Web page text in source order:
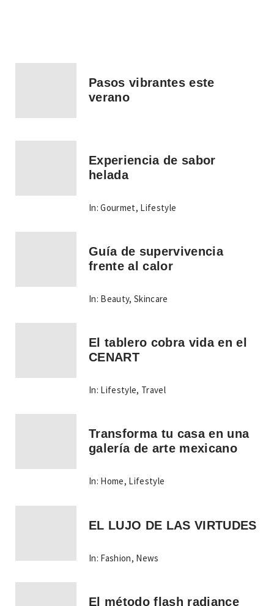
Pasos vibrantes este
verano
Experiencia de sabor
helada
In: Gourmet, Lifestyle
Guía de supervivencia
frente al calor
In: Beauty,Skincare
El tablero cobra vida en el
CENART
In: Lifestyle, Travel
Transforma tu casa en una
galería de arte mexicano
In: Home, Lifestyle
EL LUJO DE LAS VIRTUDES
In: Fashion, News
El método flash radiance